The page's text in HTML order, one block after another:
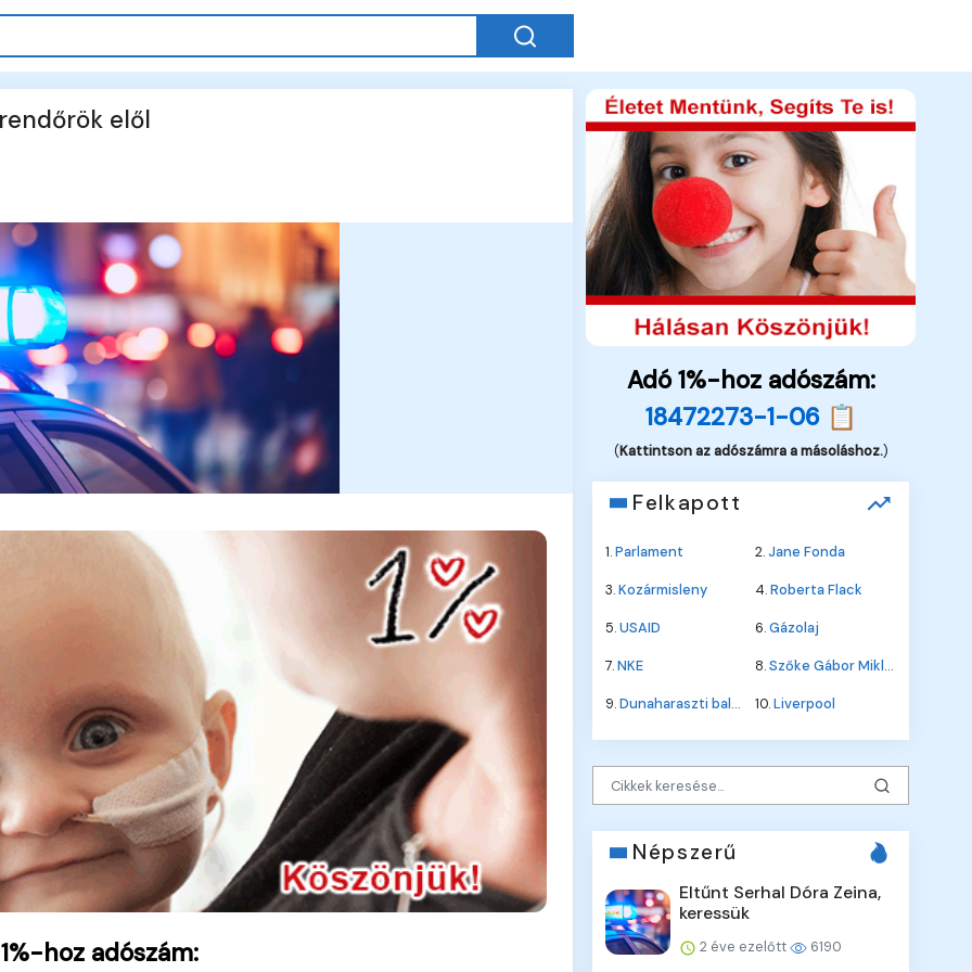
elől
hoz adószám:
Adó 1%-hoz adószám:
18472273-1-06 📋
(Kattintson az adószámra a másoláshoz.)
Felkapott
1.Parlament 2.Jane Fonda
3.Kozármisleny 4.Roberta Flack
5.USAID 6.Gázolaj
7.NKE 8.Szőke Gábor Miklós
9.Dunaharaszti baleset 10.Liverpool
Népszerű
Eltűnt Serhal Dóra Zeina,
keressük
2 éve ezelőtt 6190